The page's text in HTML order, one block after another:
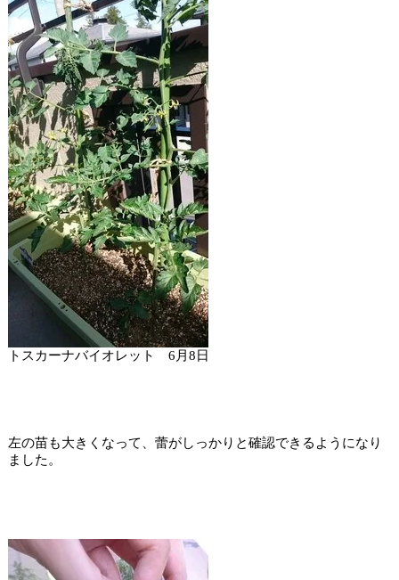
トスカーナバイオレット 6月8日
左の苗も大きくなって、蕾がしっかりと確認できるようになり
ました。